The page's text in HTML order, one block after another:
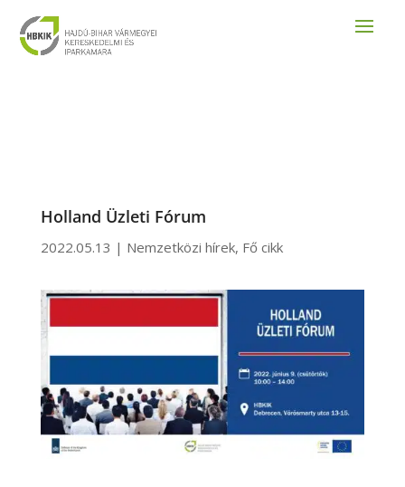
Holland Üzleti Fórum
2022.05.13 | Nemzetközi hírek, Fő cikk